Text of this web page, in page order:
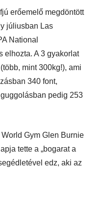
erőemelő megdöntött
júliusban Las
National
elhozta. A 3 gyakorlat
mint 300kg!), ami
340 font,
pedig 253
Gym Glen Burnie
tette a „bogarat a
edz, aki az